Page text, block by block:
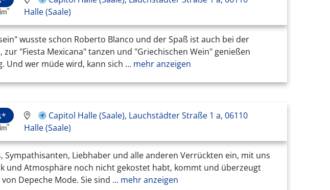
Halle (Saale)
wusste schon Roberto Blanco und der Spaß ist auch bei der
"Fiesta Mexicana" tanzen und "Griechischen Wein" genießen
Und wer müde wird, kann sich ... mehr anzeigen
Capitol Halle (Saale), Lauchstädter Straße 1 a, 06110
Halle (Saale)
Sympathisanten, Liebhaber und alle anderen Verrückten ein, mit uns
und Atmosphäre noch nicht gekostet habt, kommt und überzeugt
Depeche Mode. Sie sind ... mehr anzeigen